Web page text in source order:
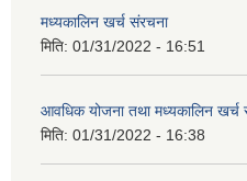
मध्यकालिन खर्च संरचना
मिति: 01/31/2022 - 16:51
आवधिक योजना तथा मध्यकालिन खर्च
मिति: 01/31/2022 - 16:38